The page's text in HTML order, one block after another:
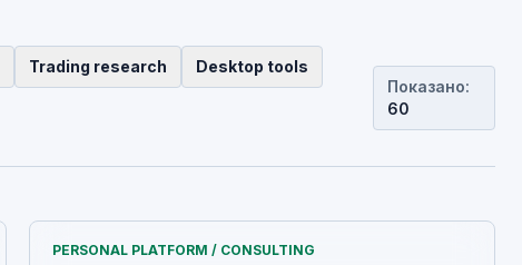
Trading research Desktop tools
Показано:
60
PERSONAL PLATFORM / CONSULTING